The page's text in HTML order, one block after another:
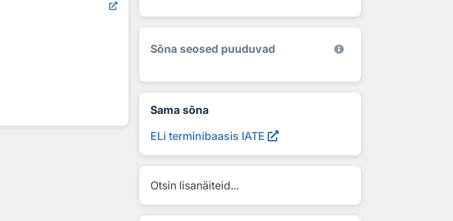
Sõna seosed puuduvad
Sama sõna
ELi terminibaasis IATE
Otsin lisanäiteid...